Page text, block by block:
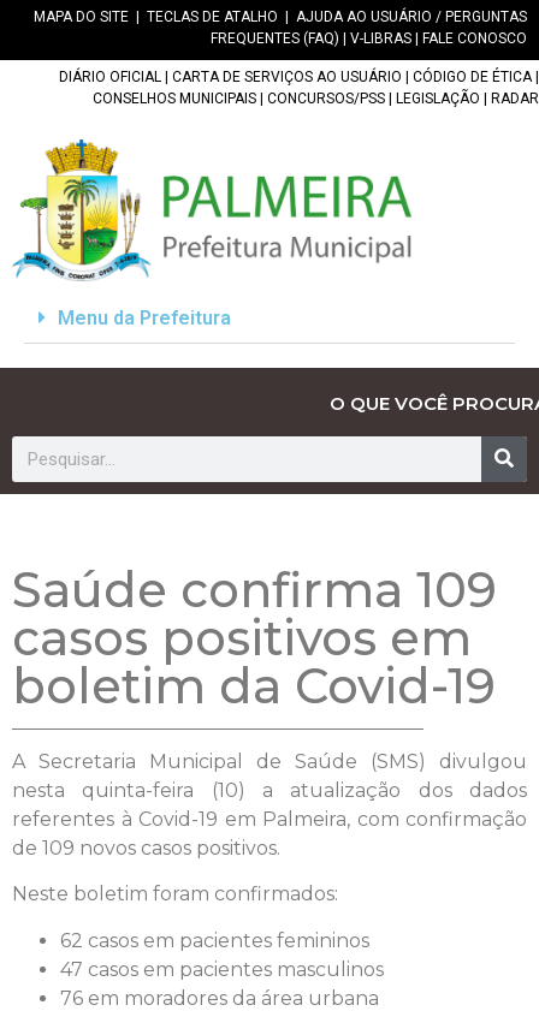
MAPA DO SITE TECLAS DE ATALHO
AJUDA AO USUÁRIO / PERGUNTAS
FREQUENTES (FAQ)
V-LIBRAS FALE CONOSCO
DIÁRIO OFICIAL CARTA DE SERVIÇOS AO USUÁRIO CÓDIGO DE ÉTICA|
CONSELHOS MUNICIPAIS
CONCURSOS/PSS LEGISLAÇÃO RADAR
Menu da Prefeitura
O QUE VOCÊ
Saúde confirma 109
casos positivos em
boletim da Covid-19
A Secretaria Municipal de Saúde (SMS) divulgou
nesta quinta-feira (10) a atualização dos dados
referentes à Covid-19 em Palmeira, com confirmação
de 109 novos casos positivos.
Neste boletim foram confirmados:
62 casos em pacientes femininos
47 casos em pacientes masculinos
76 em moradores da área urbana